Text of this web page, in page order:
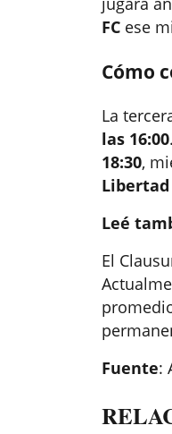
FC ese
Cómo
La
las 16:00.
18:30,
Libertad
Leé
El
Fuente: